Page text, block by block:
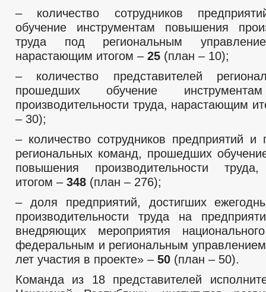
– количество сотрудников
обучение инструментам повышения
труда под региональным
нарастающим итогом – 25 (план – 10);
– количество представителей
прошедших обучение
производительности труда, нарастающим
– 30);
– количество сотрудников предприятий и
региональных команд, прошедших
повышения производительности
итогом – 348 (план – 276);
– доля предприятий, достигших
производительности труда на
внедряющих мероприятия
федеральным и региональным управлением
лет участия в проекте» – 50 (план – 50).
Команда из 18 представителей